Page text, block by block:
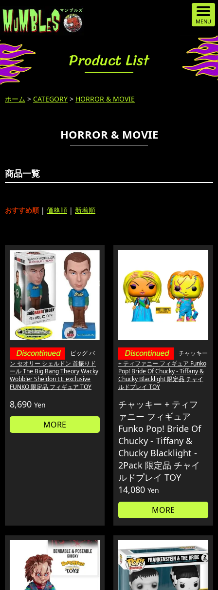
Product List
ホーム > CATEGORY > HORROR & MOVIE
HORROR & MOVIE
商品一覧
おすすめ順 | 価格順 | 新着順
ビッグ バ
ン セオリー シェルドン 首振りド
ール The Big Bang Theory Wacky
Wobbler Sheldon EE exclusive
FUNKO 限定品 フィギュア TOY
8,690 Yen
MORE
チャッキー
+ ティファニー フィギュア Funko
Pop! Bride Of Chucky - Tiffany &
Chucky Blacklight 限定品 チャイ
ルドプレイ TOY
チャッキー + ティフ
ァニー フィギュア
Funko Pop! Bride Of
Chucky - Tiffany &
Chucky Blacklight -
2Pack 限定品 チャイ
ルドプレイ TOY
14,080 Yen
MORE